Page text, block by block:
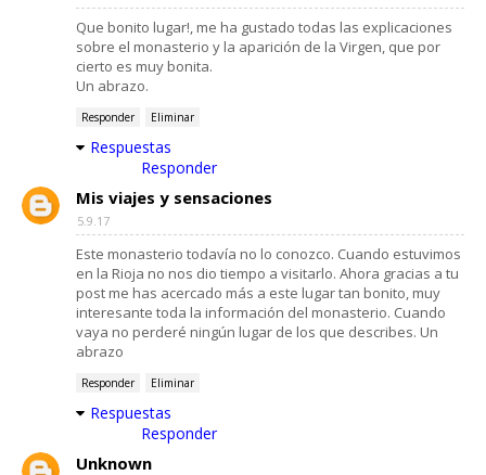
Que bonito lugar!, me ha gustado todas las explicaciones
sobre el monasterio y la aparición de la Virgen, que por
cierto es muy bonita.
Un abrazo.
Responder Eliminar
Respuestas
Responder
Mis viajes y sensaciones
5.9.17
Este monasterio todavía no lo conozco. Cuando estuvimos
en la Rioja no nos dio tiempo a visitarlo. Ahora gracias a tu
post me has acercado más a este lugar tan bonito, muy
interesante toda la información del monasterio. Cuando
vaya no perderé ningún lugar de los que describes. Un
abrazo
Responder Eliminar
Respuestas
Responder
Unknown